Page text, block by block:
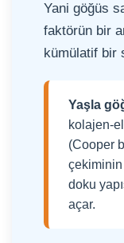
Yani göğüs
faktörün bir
kümülatif bir
Yaşla
kolajen-
(Cooper
doku
açar.